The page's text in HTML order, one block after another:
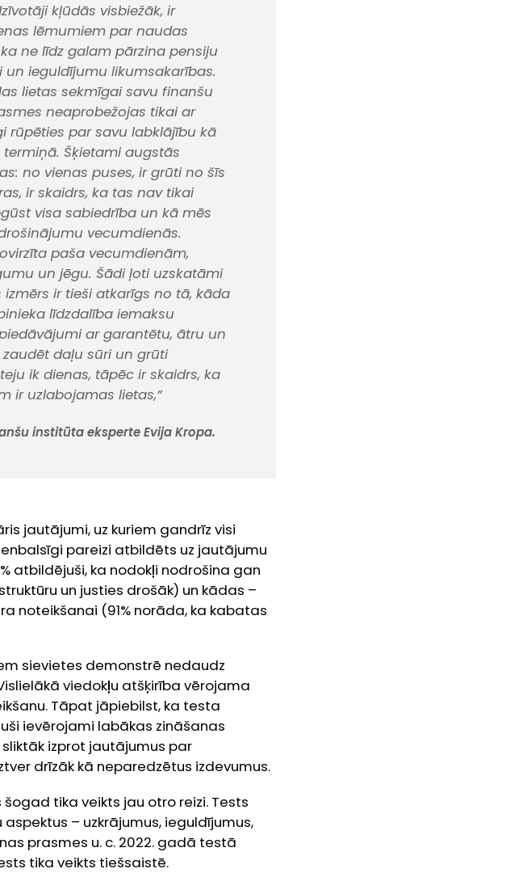
kļūdās visbiežāk, ir
lēmumiem par naudas
ne līdz galam pārzina pensiju
ieguldījumu likumsakarības.
lietas sekmīgai savu finanšu
neaprobežojas tikai ar
rūpēties par savu labklājību kā
Šķietami augstās
no vienas puses, ir grūti no šīs
ir skaidrs, ka tas nav tikai
visa sabiedrība un kā mēs
vecumdienās.
paša vecumdienām,
un jēgu. Šādi ļoti uzskatāmi
ir tieši atkarīgs no tā, kāda
līdzdalība iemaksu
ar garantētu, ātru un
daļu sūri un grūti
ik dienas, tāpēc ir skaidrs, ka
ir uzlabojamas lietas,”
institūta eksperte Evija Kropa.
jautājumi, uz kuriem gandrīz visi
pareizi atbildēts uz jautājumu
atbildējuši, ka nodokļi nodrošina gan
un justies drošāk) un kādas –
noteikšanai (91% norāda, ka kabatas
sievietes demonstrē nedaudz
viedokļu atšķirība vērojama
Tāpat jāpiebilst, ka testa
ievērojami labākas zināšanas
izprot jautājumus par
drīzāk kā neparedzētus izdevumus.
tika veikts jau otro reizi. Tests
– uzkrājumus, ieguldījumus,
prasmes u. c. 2022. gadā testā
tika veikts tiešsaistē.